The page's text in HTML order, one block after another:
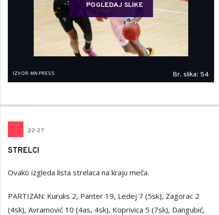
POGLEDAJ SLIKE
IZVOR: MN PRESS Br. slika: 54
22:27
STRELCI
Ovako izgleda lista strelaca na kraju meča.
PARTIZAN: Kuruks 2, Panter 19, Ledej 7 (5sk), Zagorac 2
(4sk), Avramović 10 (4as, 4sk), Koprivica 5 (7sk), Dangubić,